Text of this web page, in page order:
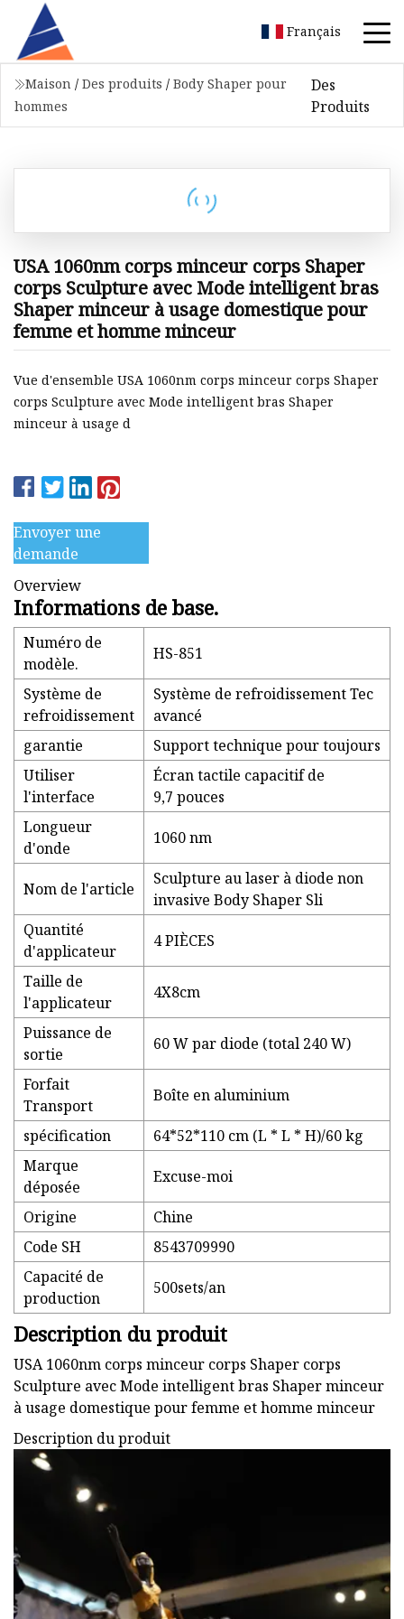
Français
Maison / Des produits / Body Shaper pour
hommes
Des
Produits
USA 1060nm corps minceur corps Shaper
corps Sculpture avec Mode intelligent bras
Shaper minceur à usage domestique pour
femme et homme minceur
Vue d'ensemble USA 1060nm corps minceur corps Shaper
corps Sculpture avec Mode intelligent bras Shaper
minceur à usage d
Envoyer une
demande
Overview
Informations de base.
Numéro de
modèle.
HS-851
Système de
refroidissement
Système de refroidissement Tec
avancé
garantie
Support technique pour toujours
Utiliser
l'interface
Écran tactile capacitif de
9,7 pouces
Longueur
d'onde
1060 nm
Nom de l'article
Sculpture au laser à diode non
invasive Body Shaper Sli
Quantité
d'applicateur
4 PIÈCES
Taille de
l'applicateur
4X8cm
Puissance de
sortie
60 W par diode (total 240 W)
Forfait
Transport
Boîte en aluminium
spécification
64*52*110 cm (L * L * H)/60 kg
Marque
déposée
Excuse-moi
Origine
Chine
Code SH
8543709990
Capacité de
production
500sets/an
Description du produit
USA 1060nm corps minceur corps Shaper corps
Sculpture avec Mode intelligent bras Shaper minceur
à usage domestique pour femme et homme minceur
Description du produit